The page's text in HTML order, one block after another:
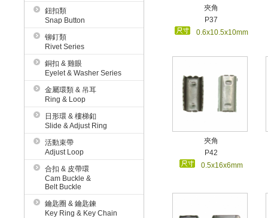
鈕扣類
Snap Button
铆釘類
Rivet Series
銅扣 & 雞眼
Eyelet & Washer Series
金屬環類 & 吊耳
Ring & Loop
日形環 & 樓梯釦
Slide & Adjust Ring
活動束帶
Adjust Loop
合扣 & 皮帶環
Cam Buckle &
Belt Buckle
鑰匙圈 & 鑰匙鍊
Key Ring & Key Chain
夾角
P37
0.6x10.5x10mm
夾角
P42
0.5x16x6mm